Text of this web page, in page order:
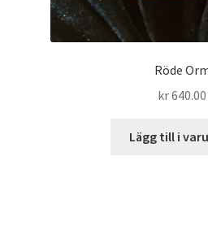
Röde
kr640.00
Lägg till i